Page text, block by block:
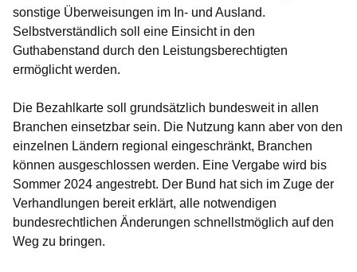
sonstige Überweisungen im In- und Ausland.
Selbstverständlich soll eine Einsicht in den
Guthabenstand durch den Leistungsberechtigten
ermöglicht werden.
Die Bezahlkarte soll grundsätzlich bundesweit in allen
Branchen einsetzbar sein. Die Nutzung kann aber von den
einzelnen Ländern regional eingeschränkt, Branchen
können ausgeschlossen werden. Eine Vergabe wird bis
Sommer 2024 angestrebt. Der Bund hat sich im Zuge der
Verhandlungen bereit erklärt, alle notwendigen
bundesrechtlichen Änderungen schnellstmöglich auf den
Weg zu bringen.